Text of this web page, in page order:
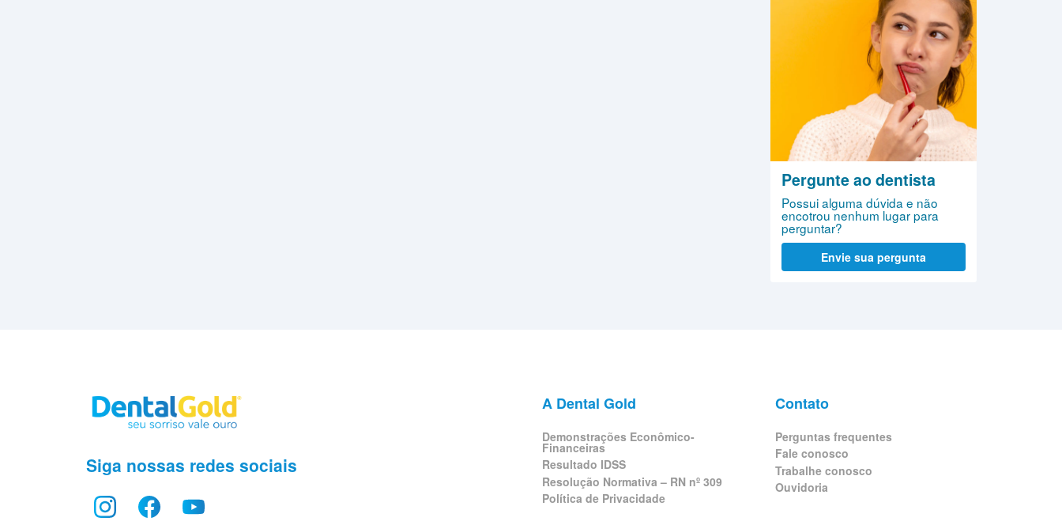
Pergunte ao dentista
Possui alguma dúvida e não
encotrou nenhum lugar para
perguntar?
Envie sua pergunta
Siga nossas redes sociais
A Dental Gold
Demonstrações Econômico-
Financeiras
Resultado IDSS
Resolução Normativa – RN nº 309
Política de Privacidade
Contato
Perguntas frequentes
Fale conosco
Trabalhe conosco
Ouvidoria